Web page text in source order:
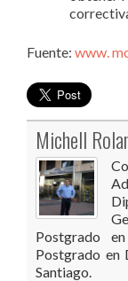
Fuente: www.
Michell
Postgrado
Postgrado en
Santiago.